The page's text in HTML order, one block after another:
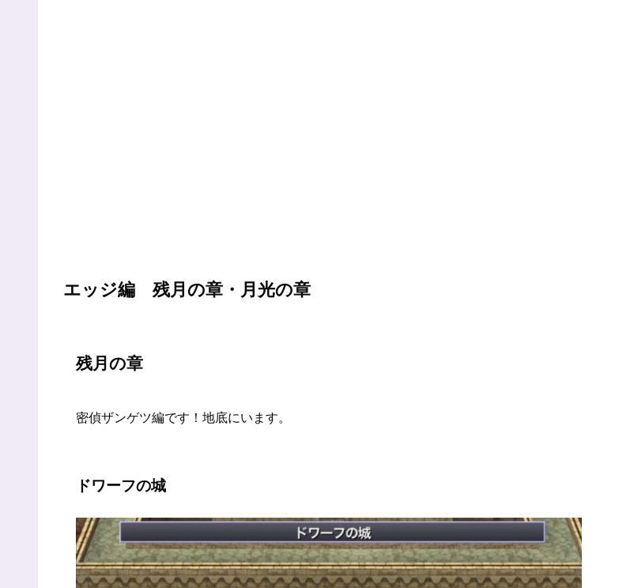
エッジ編 残月の章・月光の章
残月の章
密偵ザンゲツ編です！地底にいます。
ドワーフの城